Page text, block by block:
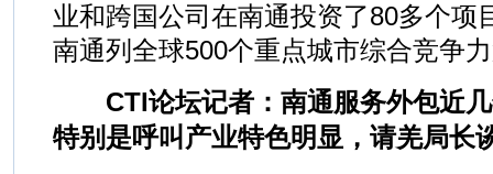
业和跨国公司在南通投资了80多个项
南通列全球500个重点城市综合竞争
CTI论坛记者：南通服务外包近几
特别是呼叫产业特色明显，请羌局长